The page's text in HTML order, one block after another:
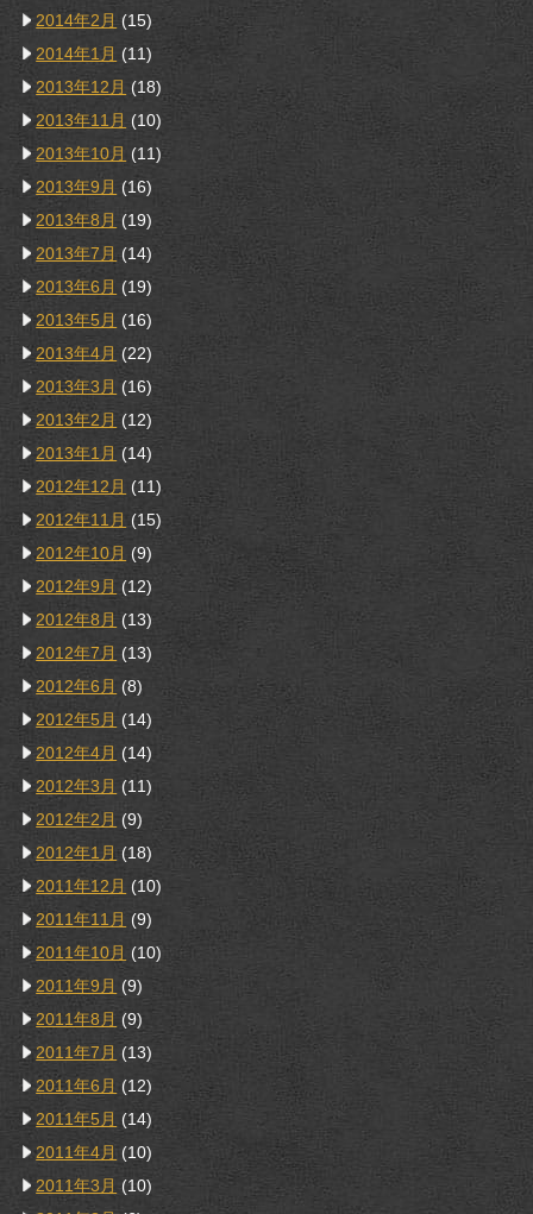
2014年2月 (15)
2014年1月 (11)
2013年12月 (18)
2013年11月 (10)
2013年10月 (11)
2013年9月 (16)
2013年8月 (19)
2013年7月 (14)
2013年6月 (19)
2013年5月 (16)
2013年4月 (22)
2013年3月 (16)
2013年2月 (12)
2013年1月 (14)
2012年12月 (11)
2012年11月 (15)
2012年10月 (9)
2012年9月 (12)
2012年8月 (13)
2012年7月 (13)
2012年6月 (8)
2012年5月 (14)
2012年4月 (14)
2012年3月 (11)
2012年2月 (9)
2012年1月 (18)
2011年12月 (10)
2011年11月 (9)
2011年10月 (10)
2011年9月 (9)
2011年8月 (9)
2011年7月 (13)
2011年6月 (12)
2011年5月 (14)
2011年4月 (10)
2011年3月 (10)